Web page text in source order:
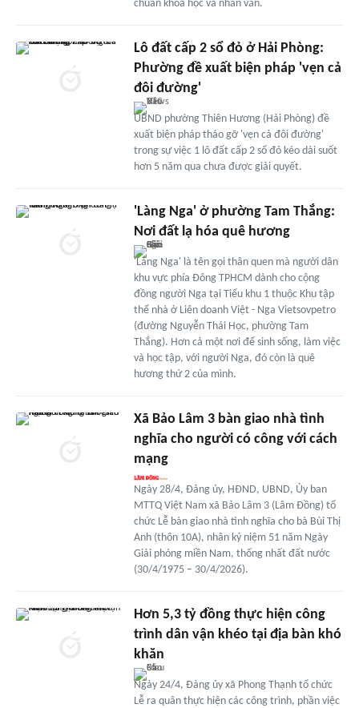
chuẩn khoa học và nhân văn.
Lô đất cấp 2 sổ đỏ ở Hải Phòng:
Phường đề xuất biện pháp 'vẹn cả
đôi đường'
UBND phường Thiên Hương (Hải Phòng) đề
xuất biện pháp tháo gỡ 'vẹn cả đôi đường'
trong sự việc 1 lô đất cấp 2 sổ đỏ kéo dài suốt
hơn 5 năm qua chưa được giải quyết.
'Làng Nga' ở phường Tam Thắng:
Nơi đất lạ hóa quê hương
'Làng Nga' là tên gọi thân quen mà người dân
khu vực phía Đông TPHCM dành cho cộng
đồng người Nga tại Tiểu khu 1 thuộc Khu tập
thể nhà ở Liên doanh Việt - Nga Vietsovpetro
(đường Nguyễn Thái Học, phường Tam
Thắng). Hơn cả một nơi để sinh sống, làm việc
và học tập, với người Nga, đó còn là quê
hương thứ 2 của mình.
Xã Bảo Lâm 3 bàn giao nhà tình
nghĩa cho người có công với cách
mạng
Ngày 28/4, Đảng ủy, HĐND, UBND, Ủy ban
MTTQ Việt Nam xã Bảo Lâm 3 (Lâm Đồng) tổ
chức Lễ bàn giao nhà tình nghĩa cho bà Bùi Thị
Anh (thôn 10A), nhân kỷ niệm 51 năm Ngày
Giải phóng miền Nam, thống nhất đất nước
(30/4/1975 – 30/4/2026).
Hơn 5,3 tỷ đồng thực hiện công
trình dân vận khéo tại địa bàn khó
khăn
Ngày 24/4, Đảng ủy xã Phong Thạnh tổ chức
Lễ ra quân thực hiện các công trình, phần việc